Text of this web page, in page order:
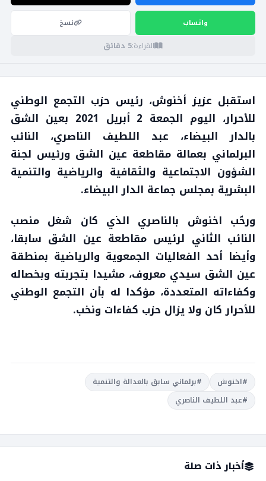
واتساب نسخ
القراءة:5 دقائق
استقبل عزيز أخنوش، رئيس حزب التجمع الوطني
للأحرار، اليوم الجمعة 2 أبريل 2021 بعين الشق
بالدار البيضاء، عبد اللطيف الناصري، النائب
البرلماني بعمالة مقاطعة عين الشق ورئيس لجنة
الشؤون الاجتماعية والثقافية والرياضية والتنمية
البشرية بمجلس جماعة الدار البيضاء.
ورحّب اخنوش بالناصري الذي كان شغل منصب
النائب الثاني لرئيس مقاطعة عين الشق سابقا،
وأيضا أحد الفعاليات الجمعوية والرياضية بمنطقة
عين الشق سيدي معروف، مشيدا بتجربته وبخصاله
وكفاءاته المتعددة، مؤكدا له بأن التجمع الوطني
للأحرار كان ولا يزال حزب كفاءات ونخب.
#اخنوش
#برلماني سابق بالعدالة والتنمية
#عبد اللطيف الناصري
أخبار ذات صلة